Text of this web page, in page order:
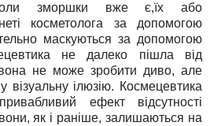
зморшки вже є,їх або
косметолога за допомогою
маскуються за допомогою
не далеко пішла від
вона не може зробити диво, але
візуальну ілюзію. Космецевтика
ефект відсутності
як і раніше, залишаються на